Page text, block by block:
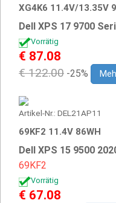
XG4K6 11.4V/13.35V
Dell XPS 17 9700
Vorrätig
€ 87.08
€ 122.00 -25%
Artikel-Nr.: DEL21AP11
69KF2 11.4V 86WH
Dell XPS 15 9500
69KF2
Vorrätig
€ 67.08